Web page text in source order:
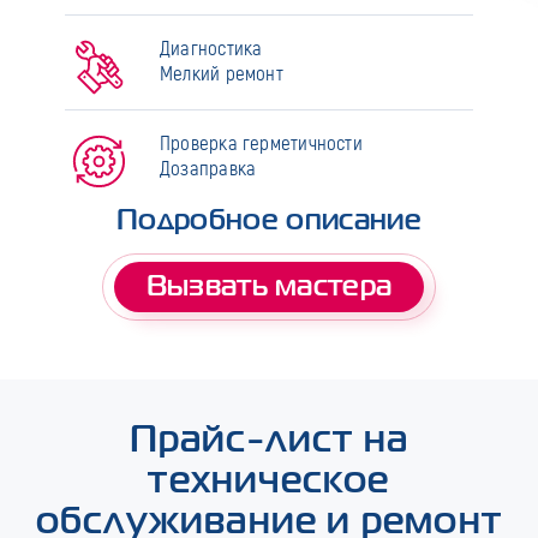
Диагностика
Мелкий ремонт
Проверка герметичности
Дозаправка
Подробное описание
Вызвать мастера
Прайс-лист на
техническое
обслуживание и ремонт